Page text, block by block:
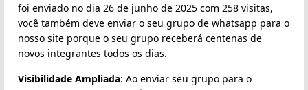
foi enviado no dia 26 de junho de 2025 com 258 visitas,
você também deve enviar o seu grupo de whatsapp para o
nosso site porque o seu grupo receberá centenas de
novos integrantes todos os dias.
Visibilidade Ampliada: Ao enviar seu grupo para o